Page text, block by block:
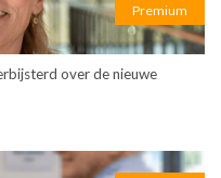
Premium
over de nieuwe